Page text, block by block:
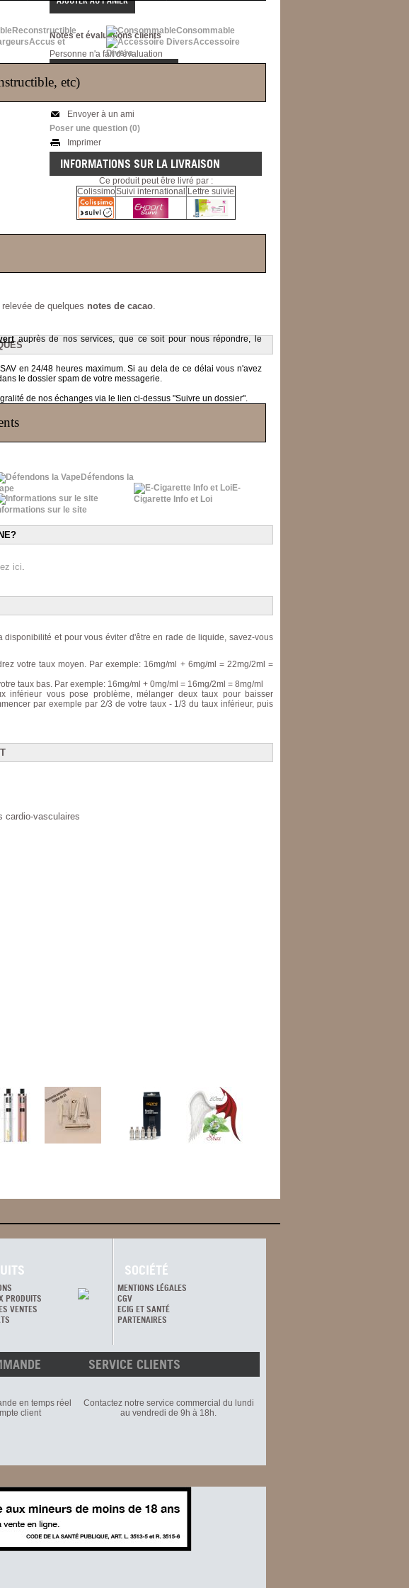
Reconstructible
Accus et
Consommable
Accessoire
Divers
etc)
auprès de nos services, que ce soit pour nous répondre, le
en 24/48 heures maximum.Si au dela de ce délai vous n'avez
le dossier spam de votre messagerie.
de nos échanges via le lien ci-dessus "Suivre un dossier".
Défendons la
sur le site
E-
Cigarette Info et Loi
Notes et évaluations clients
Personne n'a fait d'évaluation
Envoyer à un ami
Poser une question (0)
Imprimer
INFORMATIONS SUR LA LIVRAISON
Ce produit peut être livré par :
ColissimoSuivi international Lettre suivie
relevée de quelques notes de cacao.
ici.
et pour vous éviter d'être en rade de liquide, savez-vous
votre taux moyen. Par exemple: 16mg/ml + 6mg/ml = 22mg/2ml =
taux bas. Par exemple: 16mg/ml + 0mg/ml = 16mg/2ml = 8mg/ml
inférieur vous pose problème, mélanger deux taux pour baisser
par exemple par 2/3 de votre taux - 1/3 du taux inférieur, puis
cardio-vasculaires
PRODUITS
VENTES
SOCIÉTÉ
MENTIONS LÉGALES
CGV
ECIG ET SANTÉ
PARTENAIRES
en temps réel
client
SERVICE CLIENTS
Contactez notre service commercial du lundi
au vendredi de 9h à 18h.